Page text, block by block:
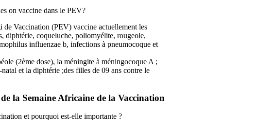
on vaccine dans le PEV?
Vaccination (PEV) vaccine actuellement les
diphtérie, coqueluche, poliomyélite, rougeole,
influenzae b, infections à pneumocoque et
(2ème dose), la méningite à méningocoque A ;
et la diphtérie ;des filles de 09 ans contre le
la Semaine Africaine de la Vaccination
et pourquoi est-elle importante ?